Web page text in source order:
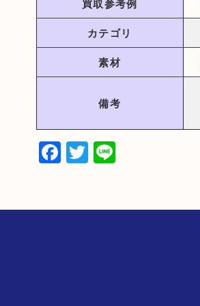
買取参考例
カテゴリ
素材
備考
Facebook
Twitter
Line